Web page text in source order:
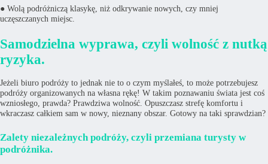
● Wolą podróżniczą klasykę, niż odkrywanie nowych, czy mniej
uczęszczanych miejsc.
Samodzielna wyprawa, czyli wolność z nutką
ryzyka.
Jeżeli biuro podróży to jednak nie to o czym myślałeś, to może potrzebujesz
podróży organizowanych na własna rękę! W takim poznawaniu świata jest coś
wzniosłego, prawda? Prawdziwa wolność. Opuszczasz strefę komfortu i
wkraczasz całkiem sam w nowy, nieznany obszar. Gotowy na taki sprawdzian?
Zalety niezależnych podróży, czyli przemiana turysty w
podróżnika.